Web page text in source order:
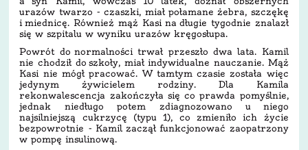
urazów twarzo - czaszki, miał połamane żebra, szczękę
i miednicę. Również mąż Kasi na długie tygodnie znalazł
się w szpitalu w wyniku urazów kręgosłupa.
Powrót do normalności trwał przeszło dwa lata. Kamil
nie chodził do szkoły, miał indywidualne nauczanie. Mąż
Kasi nie mógł pracować. W tamtym czasie została więc
jedynym żywicielem rodziny. Dla Kamila
rekonwalescencja zakończyła się co prawda pomyślnie,
jednak niedługo potem zdiagnozowano u niego
najsilniejszą cukrzycę (typu 1), co zmieniło ich życie
bezpowrotnie - Kamil zaczął funkcjonować zaopatrzony
w pompę insulinową.